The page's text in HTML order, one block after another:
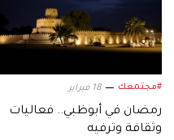
#مجتمعك 18 فبراير
رمضان في أبوظبي.. فعاليات
وثقافة وترفيه